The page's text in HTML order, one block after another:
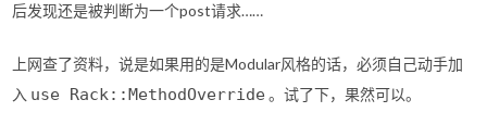
后发现还是被判断为一个post请求……
上网查了资料，说是如果用的是Modular风格的话，必须自己动手加
入 use Rack::MethodOverride。试了下，果然可以。